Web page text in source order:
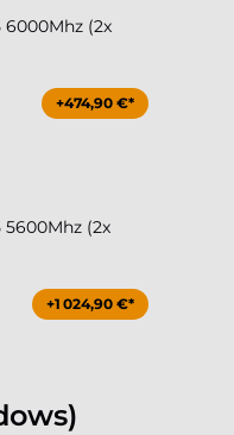
6000Mhz (2x
+474,90 €*
(2x
+1 024,90 €*